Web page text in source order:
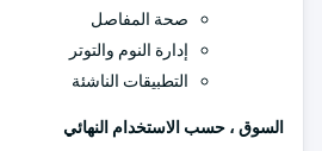
صحة المفاصل
إدارة النوم والتوتر
التطبيقات الناشئة
السوق ، حسب الاستخدام النهائي